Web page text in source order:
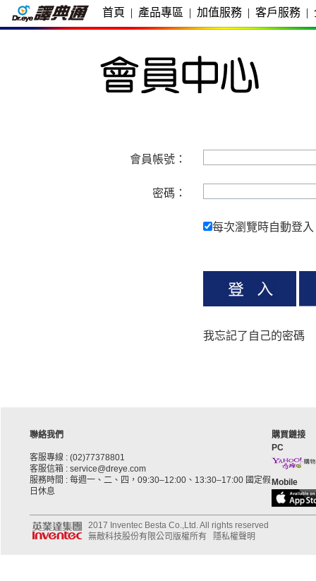
首頁 | 產品專區 | 加值服務 | 客戶服務 |
會員帳號：
密碼：
每次瀏覽時自動登入
我忘記了自己的密碼
聯絡我們
客服專線 : (02)77378801
客服信箱 : service@dreye.com
服務時間 : 每週一、二、四，09:30–12:00、13:30–17:00 國定假
日休息
購買鏈接
PC
Mobile
2017 Inventec Besta Co.,Ltd. All rights reserved
無敵科技股份有限公司版權所有
隱私權聲明